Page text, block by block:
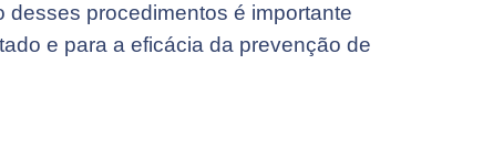
desses procedimentos é importante
e para a eficácia da prevenção de